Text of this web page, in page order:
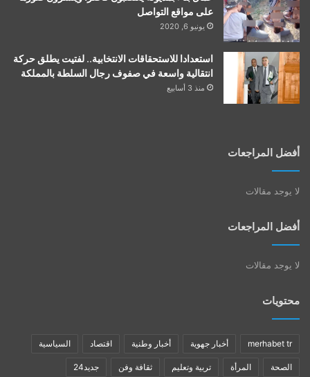
على مواقع التواصل
يونيو 6, 2020
استعدادا للاستحقاقات الانتخابية.. لفتيت يطلق حركة
انتقالية واسعة في صفوف رجال السلطة بالمملكة
منذ 3 أسابيع
أفضل المراجعات
لا يوجد مقالات
أفضل المراجعات
لا يوجد مقالات
محتويات
merhabet tr أخبار جهوية أخبار وطنية اقتصاد السياسية
الصحة المرأة تربية وتعليم ثقافة وفن جديد24